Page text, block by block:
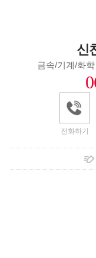
신
금속/기계/화
전화하기